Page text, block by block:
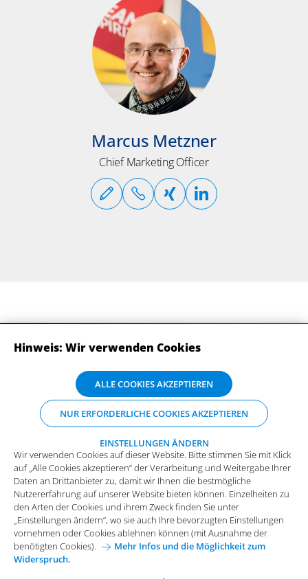
Marcus Metzner
Chief Marketing Officer
Impressum Datenschutz
Allgemeine Einkaufsbedingungen
Karriere bei Arvato Systems Kontakt
Wir verwenden Cookies auf dieser Website. Bitte stimmen Sie mit Klick
auf „Alle Cookies akzeptieren“ der Verarbeitung und Weitergabe Ihrer
Daten an Drittanbieter zu, damit wir Ihnen die bestmögliche
Nutzererfahrung auf unserer Website bieten können. Einzelheiten zu
den Arten der Cookies und ihrem Zweck finden Sie unter
„Einstellungen ändern“, wo sie auch Ihre bevorzugten Einstellungen
vornehmen oder Cookies ablehnen können (mit Ausnahme der
benötigten Cookies).
Mehr Infos und die Möglichkeit zum
Widerspruch.
Hinweis: Wir verwenden Cookies
ALLE COOKIES AKZEPTIEREN
NUR ERFORDERLICHE COOKIES AKZEPTIEREN
EINSTELLUNGEN ÄNDERN
Wir verwenden Cookies auf dieser Website. Bitte stimmen Sie mit Klick
auf „Alle Cookies akzeptieren“ der Verarbeitung und Weitergabe Ihrer
Daten an Drittanbieter zu, damit wir Ihnen die bestmögliche
Nutzererfahrung auf unserer Website bieten können. Einzelheiten zu
den Arten der Cookies und ihrem Zweck finden Sie unter
„Einstellungen ändern“, wo sie auch Ihre bevorzugten Einstellungen
vornehmen oder Cookies ablehnen können (mit Ausnahme der
benötigten Cookies).
Mehr Infos und die Möglichkeit zum
Widerspruch.
Funktionale Cookies
Diese Cookies sind essenziell wichtig für die einwandfreie
Funktion der Website.
Analytische Cookies